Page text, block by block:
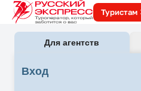
Туристам
Для агентств
Вход